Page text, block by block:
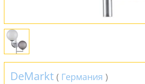
DeMarkt ( Германия )